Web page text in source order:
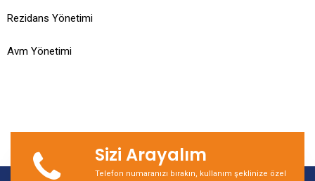
Rezidans Yönetimi
Avm Yönetimi
Sizi Arayalım
Telefon numaranızı bırakın, kullanım şeklinize özel